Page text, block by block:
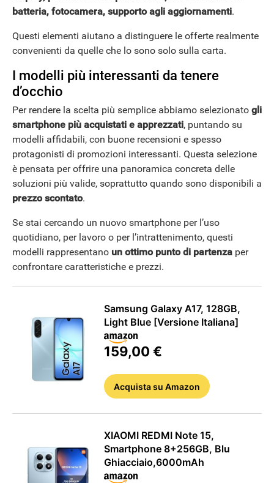
batteria, fotocamera, supporto agli aggiornamenti.
Questi elementi aiutano a distinguere le offerte realmente
convenienti da quelle che lo sono solo sulla carta.
I modelli più interessanti da tenere
d’occhio
Per rendere la scelta più semplice abbiamo selezionato gli
smartphone più acquistati e apprezzati, puntando su
modelli affidabili, con buone recensioni e spesso
protagonisti di promozioni interessanti. Questa selezione
è pensata per offrire una panoramica concreta delle
soluzioni più valide, soprattutto quando sono disponibili a
prezzo scontato.
Se stai cercando un nuovo smartphone per l’uso
quotidiano, per lavoro o per l’intrattenimento, questi
modelli rappresentano un ottimo punto di partenza per
confrontare caratteristiche e prezzi.
Samsung Galaxy A17, 128GB,
Light Blue [Versione Italiana]
159,00 €
Acquistasu Amazon
XIAOMI REDMI Note 15,
Smartphone 8+256GB, Blu
Ghiacciaio,6000mAh